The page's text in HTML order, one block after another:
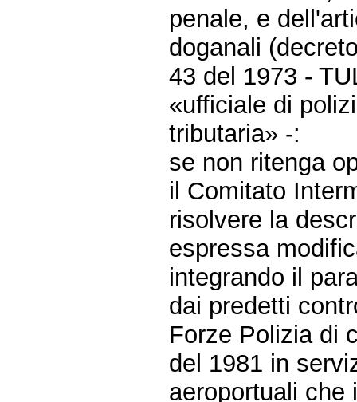
penale, e
doganali
43 del 1973 -
«ufficiale di
tributaria» -:
se non ritenga
il Comitato
risolvere la
espressa
integrando il
dai predetti
Forze Polizia di
del 1981 in
aeroportuali che